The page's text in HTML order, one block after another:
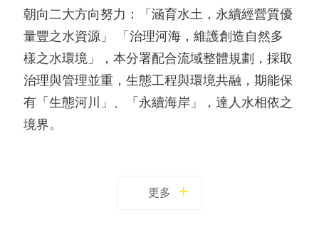
朝向二大方向努力：「涵育水土，永續經營質優
量豐之水資源」 「治理河海，維護創造自然多
樣之水環境」，本分署配合流域整體規劃，採取
治理與管理並重，生態工程與環境共融，期能保
有「生態河川」、「永續海岸」，達人水相依之
境界。
更多